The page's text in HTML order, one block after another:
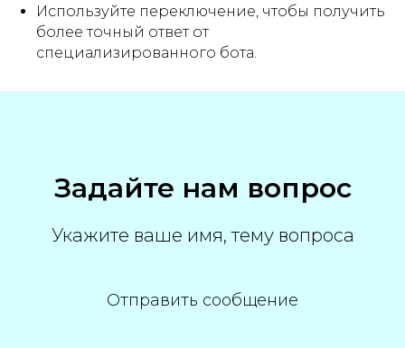
Используйте переключение, чтобы получить
более точный ответ от
специализированного бота.
Задайте нам вопрос
Укажите ваше имя, тему вопроса
Отправить сообщение